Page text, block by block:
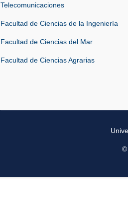
Telecomunicaciones
Facultad de Ciencias de la Ingeniería
Facultad de Ciencias del Mar
Facultad de Ciencias Agrarias
©